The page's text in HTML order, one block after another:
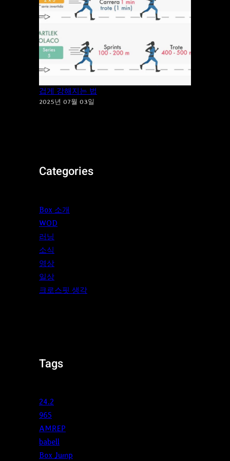
지루한 달리기는 이제 그만! ‘파틀렉’으로 즐
겁게 강해지는 법
2025년 07월 03일
Categories
Box 소개
WOD
러닝
소식
영상
일상
크로스핏 생각
Tags
24.2
965
AMREP
babell
Box Jump